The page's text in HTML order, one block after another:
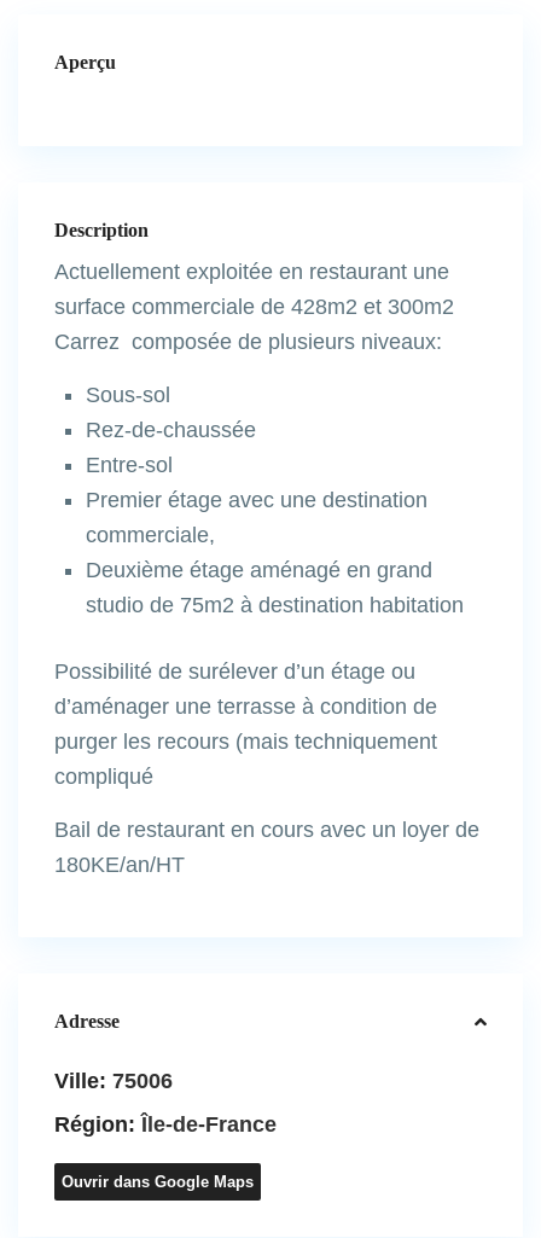
Aperçu
Description
Actuellement exploitée en restaurant une
surface commerciale de 428m2 et 300m2
Carrez composée de plusieurs niveaux:
Sous-sol
Rez-de-chaussée
Entre-sol
Premier étage avec une destination
commerciale,
Deuxième étage aménagé en grand
studio de 75m2 à destination habitation
Possibilité de surélever d’un étage ou
d’aménager une terrasse à condition de
purger les recours (mais techniquement
compliqué
Bail de restaurant en cours avec un loyer de
180KE/an/HT
Adresse
Ville: 75006
Région: Île-de-France
Ouvrir dans Google Maps